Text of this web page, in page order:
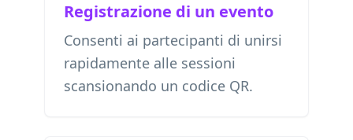
Registrazione di un evento
Consenti ai partecipanti di unirsi
rapidamente alle sessioni
scansionando un codice QR.